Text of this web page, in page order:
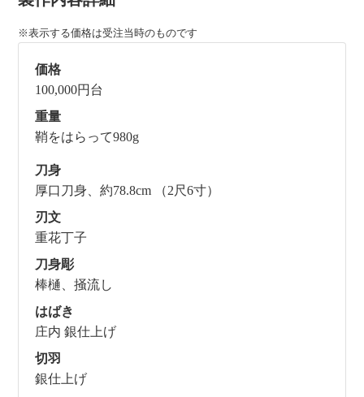
※表示する価格は受注当時のものです
価格
100,000円台
重量
鞘をはらって980g
刀身
厚口刀身、約78.8cm （2尺6寸）
刃文
重花丁子
刀身彫
棒樋、掻流し
はばき
庄内 銀仕上げ
切羽
銀仕上げ